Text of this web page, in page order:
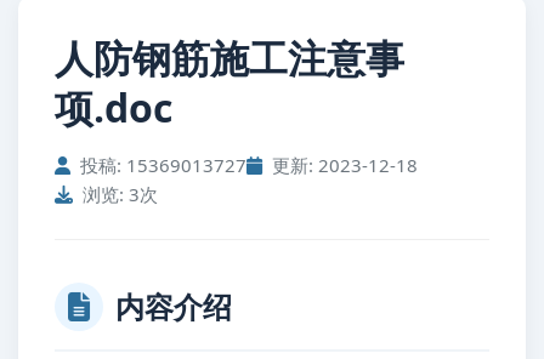
人防钢筋施工注意事
项.doc
投稿: 15369013727
更新: 2023-12-18
浏览: 3次
内容介绍